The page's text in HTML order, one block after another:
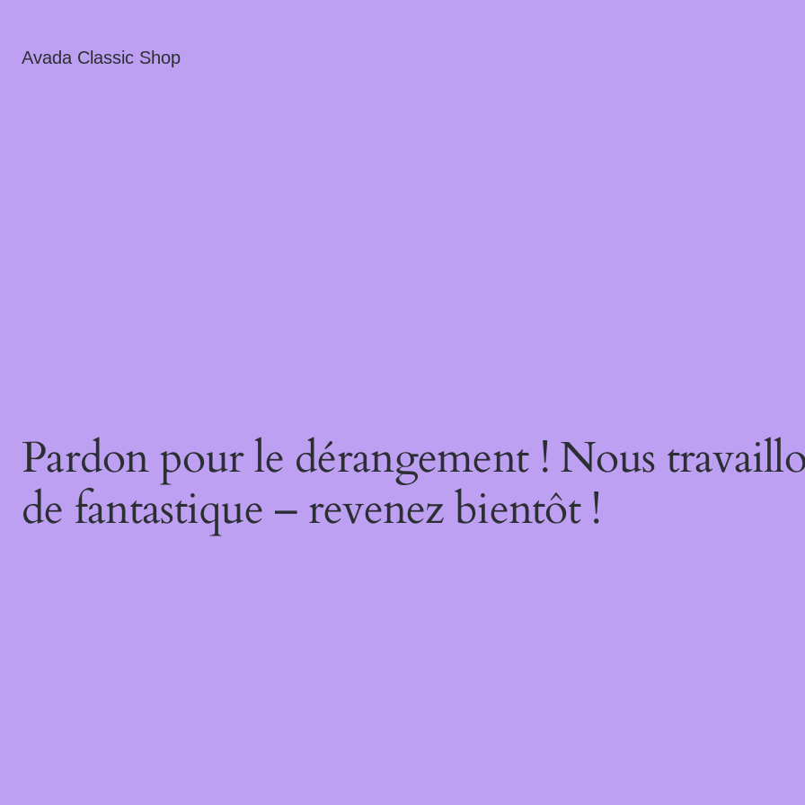
Avada Classic Shop
Pardon pour le dérangement ! Nous
de fantastique – revenez bientôt !